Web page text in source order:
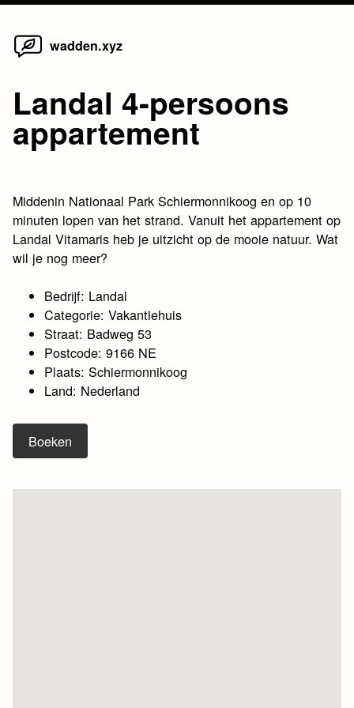
Skip
wadden.xyz
Landal 4-persoons
appartement
Middenin Nationaal Park Schiermonnikoog en op 10
minuten lopen van het strand. Vanuit het appartement op
Landal Vitamaris heb je uitzicht op de mooie natuur. Wat
wil je nog meer?
Bedrijf: Landal
Categorie: Vakantiehuis
Straat: Badweg 53
Postcode: 9166 NE
Plaats: Schiermonnikoog
Land: Nederland
Boeken